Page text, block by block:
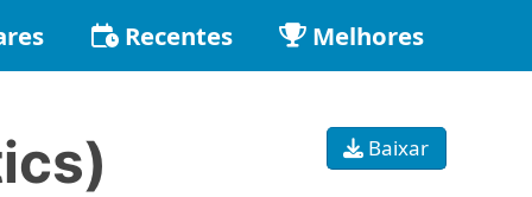
Recentes Melhores
Baixar